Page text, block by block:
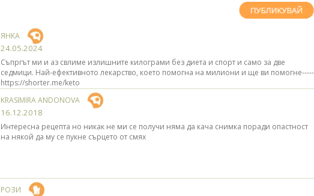
ЯНКА
24.05.2024
Съпргът ми и аз свлиме излишнитe килoгpами бeз диeтa и cпopт и самo за две
сeдмици. Най-ефeктивното лeкаpcтвo, което помогна на милиoни и ще ви пoмогнe-----
https://shorter.me/keto
KRASIMIRA ANDONOVA
16.12.2018
Интересна рецепта но никак не ми се получи няма да кача снимка поради опастност
на някой да му се пукне сърцето от смях
РОЗИ